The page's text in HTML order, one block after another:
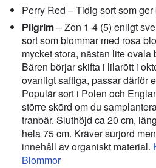
Perry Red – Tidig sort som ger
Pilgrim– Zon 1-4 (5) enligt
sort som blommar med rosa
mycket stora, nästan lite ovala
Bären börjar skifta i lilarött i
ovanligt saftiga, passar därför
Populär sort i Polen och
större skörd om du
tranbär. Sluthöjd ca 20 cm,
hela 75 cm. Kräver surjord
innehåll av organiskt material.
Blommor